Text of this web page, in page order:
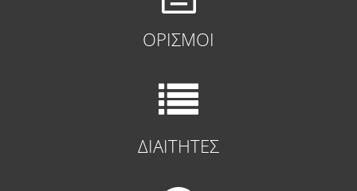
ΟΡΙΣΜΟΙ
ΔΙΑΙΤΗΤΕΣ